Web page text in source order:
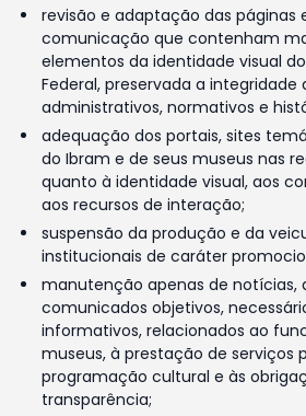
revisão e adaptação das páginas
comunicação que contenham
elementos da identidade visual
Federal, preservada a
administrativos, normativos e
adequação dos portais, sites
do Ibram e de seus museus nas
quanto à identidade visual, aos
aos recursos de interação;
suspensão da produção e da
institucionais de caráter
manutenção apenas de notícias,
comunicados objetivos,
informativos, relacionados ao
museus, à prestação de serviços
programação cultural e às
transparência;